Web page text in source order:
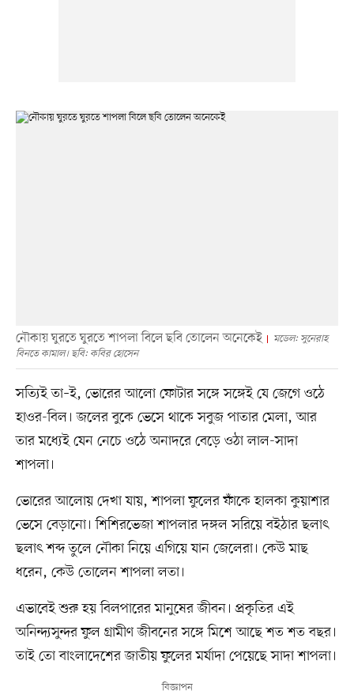
নৌকায় ঘুরতে ঘুরতে শাপলা বিলে ছবি তোলেন অনেকেই
মডেল: সুনেরাহ
বিনতে কামাল। ছবি: কবির হোসেন
সত্যিই তা–ই, ভোরের আলো ফোটার সঙ্গে সঙ্গেই যে জেগে ওঠে
হাওর-বিল। জলের বুকে ভেসে থাকে সবুজ পাতার মেলা, আর
তার মধ্যেই যেন নেচে ওঠে অনাদরে বেড়ে ওঠা লাল-সাদা
শাপলা।
ভোরের আলোয় দেখা যায়, শাপলা ফুলের ফাঁকে হালকা কুয়াশার
ভেসে বেড়ানো। শিশিরভেজা শাপলার দঙ্গল সরিয়ে বইঠার ছলাৎ
ছলাৎ শব্দ তুলে নৌকা নিয়ে এগিয়ে যান জেলেরা। কেউ মাছ
ধরেন, কেউ তোলেন শাপলা লতা।
এভাবেই শুরু হয় বিলপারের মানুষের জীবন। প্রকৃতির এই
অনিন্দ্যসুন্দর ফুল গ্রামীণ জীবনের সঙ্গে মিশে আছে শত শত বছর।
তাই তো বাংলাদেশের জাতীয় ফুলের মর্যাদা পেয়েছে সাদা শাপলা।